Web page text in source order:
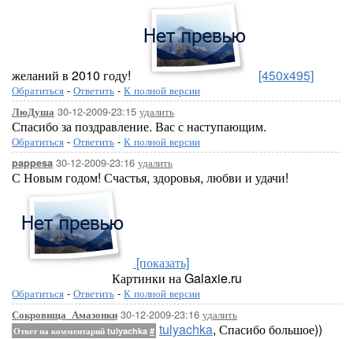
желаний в 2010 году! [450x495]
Обратиться - Ответить - К полной версии
ЛюДуша 30-12-2009-23:15 удалить
Спасибо за поздравление. Вас с наступающим.
Обратиться - Ответить - К полной версии
pappesa 30-12-2009-23:16 удалить
С Новым годом! Счастья, здоровья, любви и удачи!
[показать]
Картинки на Galaxie.ru
Обратиться - Ответить - К полной версии
Сокровища_Амазонки 30-12-2009-23:16 удалить
Ответ на комментарий tulyachka # tulyachka, Спасибо большое))